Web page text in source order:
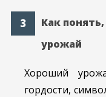
Как
урожай
Хороший
гордости,